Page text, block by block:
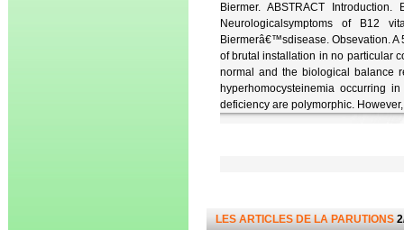
Biermer. ABSTRACT
Neurologicalsymptoms of B12
Biermerâ€™sdisease. Obsevation.
of brutal installation in no particular
normal and the biological balance
hyperhomocysteinemia occurring
deficiency are polymorphic.
LES ARTICLES DE LA PARUTIONS